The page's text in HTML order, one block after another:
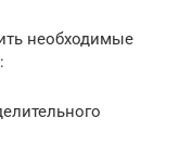
необходимые